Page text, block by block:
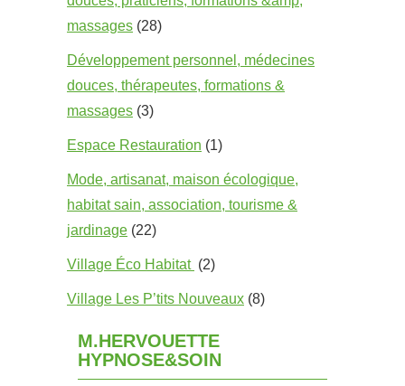
massages (28)
Développement personnel, médecines
douces, thérapeutes, formations &
massages (3)
Espace Restauration (1)
Mode, artisanat, maison écologique,
habitat sain, association, tourisme &
jardinage (22)
Village Éco Habitat (2)
Village Les P’tits Nouveaux (8)
M.HERVOUETTE
HYPNOSE&SOIN